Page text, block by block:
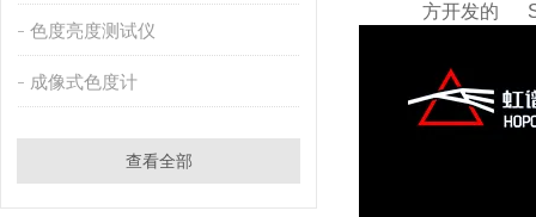
色度亮度测试仪
成像式色度计
查看全部
方开发的